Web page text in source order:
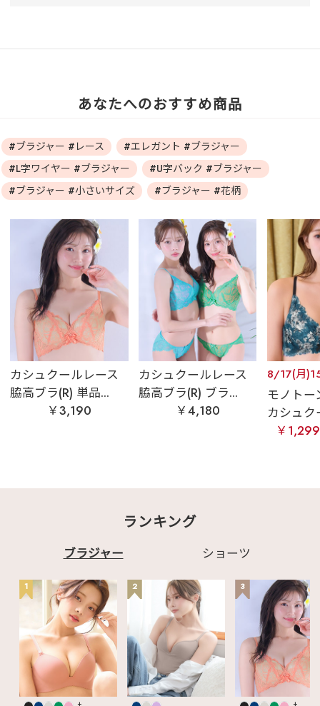
あなたへのおすすめ商品
#ブラジャー #レース
#エレガント #ブラジャー
#L字ワイヤー #ブラジャー
#U字バック #ブラジャー
#ブラジャー #小さいサイズ
#ブラジャー #花柄
カシュクールレース
脇高ブラ(R) 単品...
￥3,190
カシュクールレース
脇高ブラ(R) ブラ...
￥4,180
8/17(月
モノトー
カシュク
￥
ランキング
ブラジャー ショーツ
1
+
2 3
+